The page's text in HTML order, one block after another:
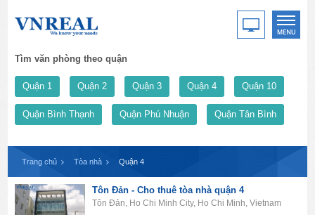
Tìm văn phòng theo quận
Quận 1 Quận 2 Quận 3 Quận 4 Quận 10
Quận Bình Thạnh Quận Phú Nhuận Quận Tân Bình
Trang chủ Tòa nhà Quận 4
Tôn Đản - Cho thuê tòa nhà quận 4
Tôn Đản, Ho Chi Minh City, Ho Chi Minh, Vietnam